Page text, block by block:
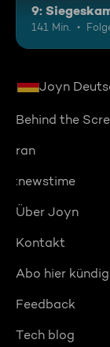
9:
141 Min.
Joyn
Behind the
ran
:newstime
Über Joyn
Kontakt
Abo hier
Feedback
Tech blog